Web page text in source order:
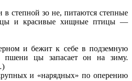
степной зо не, питаются степные
и красивые хищные птицы —
и бежит к себе в подземную
пшени цы запасает он на зиму.
и «нарядных» по оперению